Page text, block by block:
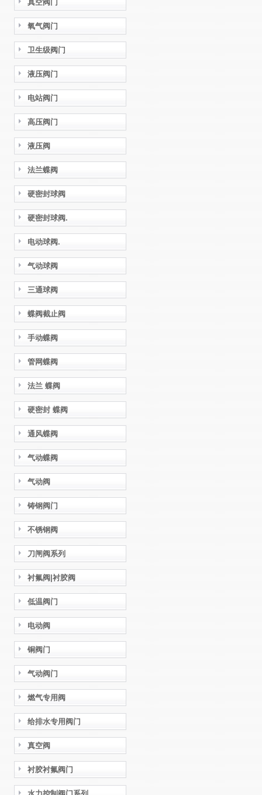
真空阀门
氧气阀门
卫生级阀门
液压阀门
电站阀门
高压阀门
液压阀
法兰蝶阀
硬密封球阀
硬密封球阀.
电动球阀.
气动球阀
三通球阀
蝶阀截止阀
手动蝶阀
管网蝶阀
法兰 蝶阀
硬密封 蝶阀
通风蝶阀
气动蝶阀
气动阀
铸钢阀门
不锈钢阀
刀闸阀系列
衬氟阀|衬胶阀
低温阀门
电动阀
铜阀门
气动阀门
燃气专用阀
给排水专用阀门
真空阀
衬胶衬氟阀门